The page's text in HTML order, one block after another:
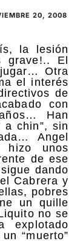
20, 2008
la lesión
grave!.. El
Otra
el interés
de
con
Han
a chin”, sin
Angel
hizo unos
de ese
dando
Cabrera y
pobres
un quille
no se
explotado
“muerto”